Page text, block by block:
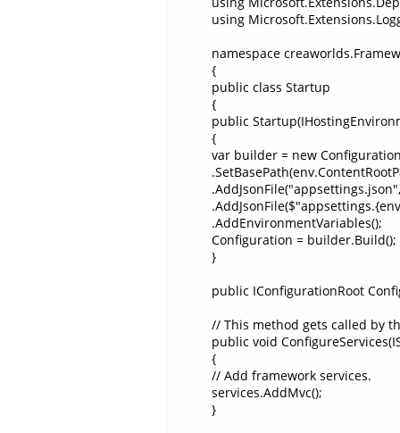
using
namespace
{
public class Startup
{
public
{
var builder = new
.AddEnvironmentVariables();
Configuration = builder.Build();
}
public IConfigurationRoot
// This method gets called by
public void
{
// Add framework services.
services.AddMvc();
}